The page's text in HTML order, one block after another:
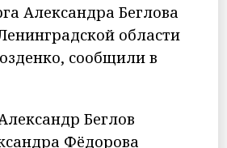
Александра Беглова
области
сообщили в
Беглов
Фёдорова